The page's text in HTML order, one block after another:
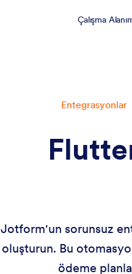
Çalışma
Entegrasyonlar
Jotform'un sorunsuz
oluşturun. Bu
ödeme